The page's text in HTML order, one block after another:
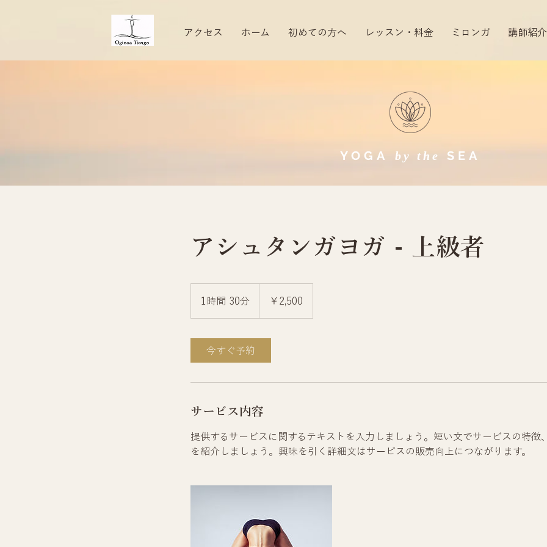
アクセス ホーム 初めての方へ レッスン・料金 ミロンガ 講師紹介
YOGA by the SEA​
アシュタンガヨガ - 上級者
1時間 30分
0
￥2,500
今すぐ予約
サービス内容
提供するサービスに関するテキストを入力しましょう。短い文でサービスの特徴
を紹介しましょう。興味を引く詳細文はサービスの販売向上につながります。